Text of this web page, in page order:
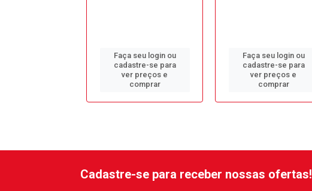
Faça seu login ou
cadastre-se para
ver preços e
comprar
Faça seu login ou
cadastre-se para
ver preços e
comprar
Cadastre-se para receber nossas ofertas!